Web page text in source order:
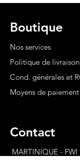
Boutique
Nos services
Politique de
Cond. générales et
Moyens de paiement
Contact
MARTINIQUE - FWI